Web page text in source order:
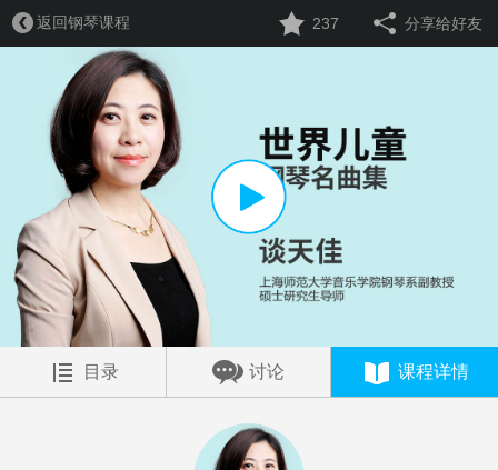
返回钢琴课程 237 分享给好友
目录 讨论 课程详情